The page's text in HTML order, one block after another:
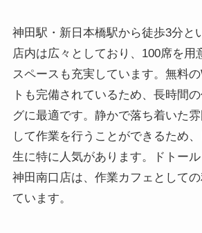
神田駅・新日本橋駅から徒歩3分と
店内は広々としており、100席を用
スペースも充実しています。無料
トも完備されているため、長時間
グに最適です。静かで落ち着いた
して作業を行うことができるため
生に特に人気があります。ドトー
神田南口店は、作業カフェとして
ています。